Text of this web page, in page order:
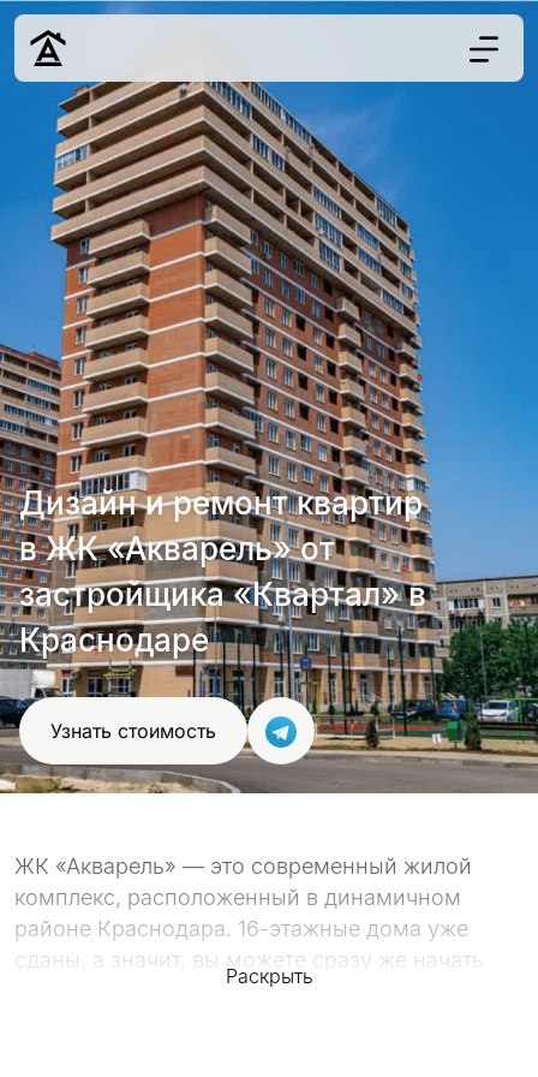
Дизайн
Ремонт
Цены
Наши работы
О нас
Контакты
г. Краснодар
8 (861) 945-12-
34
Обсудить
проект
Дизайн и ремонт квартир
в ЖК «Акварель» от
застройщика «Квартал» в
Краснодаре
Узнать стоимость
ЖК «Акварель» — это современный жилой
комплекс, расположенный в динамичном
районе Краснодара. 16-этажные дома уже
сданы, а значит, вы можете сразу же начать
обустраивать свое уютное гнездышко.
Раскрыть